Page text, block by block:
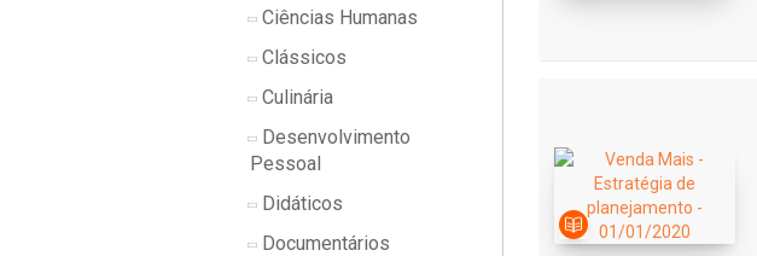
Ciências Humanas
Clássicos
Culinária
Desenvolvimento
Pessoal
Didáticos
Documentários